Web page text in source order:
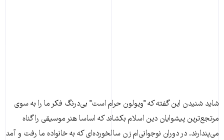
شاید شنیدن این گفته که "ویولون حرام است" بی‌درنگ فکر ما را به سوی
مرتجع‌ترین پیشوایان دین اسلام بکشاند که اساسا هنر موسیقی را گناه
می‌پندارند. در دوران نوجوانی‌ام زن سالخورده‌ای که به خانواده ما رفت و آمد